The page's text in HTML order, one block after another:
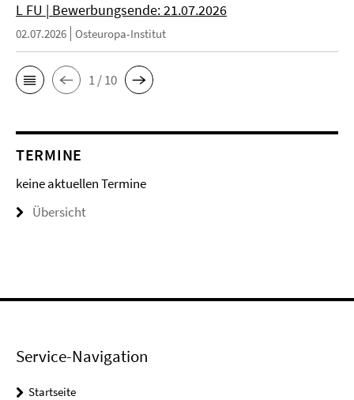
L FU | Bewerbungsende: 21.07.2026
02.07.2026 Osteuropa-Institut
1 / 10
TERMINE
keine aktuellen Termine
Übersicht
Service-Navigation
Startseite